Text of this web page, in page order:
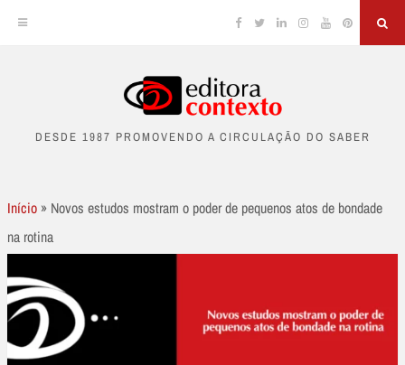
content
Facebook
TwitterLinkedinInstagram
YouTubePinterest
DESDE 1987 PROMOVENDO A CIRCULAÇÃO DO SABER
Início » Novos estudos mostram o poder de pequenos atos de bondade
na rotina